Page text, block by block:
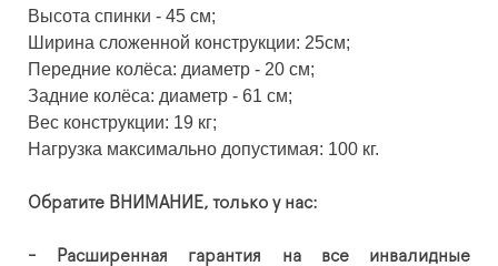
Высота спинки - 45 см;
Ширина сложенной конструкции: 25см;
Передние колёса: диаметр - 20 см;
Задние колёса: диаметр - 61 см;
Вес конструкции: 19 кг;
Нагрузка максимально допустимая: 100 кг.
Обратите ВНИМАНИЕ, только у нас:
- Расширенная гарантия на все инвалидные